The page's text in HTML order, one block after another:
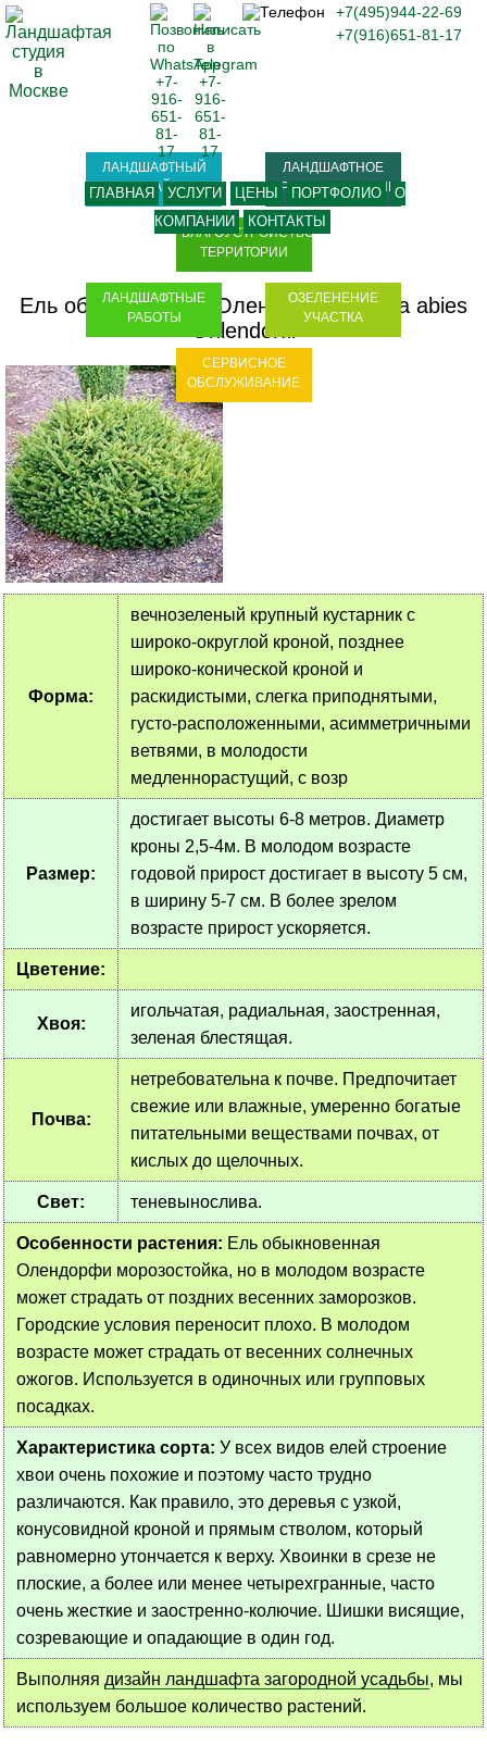
Ель обыкновенная Олендорфи - Picea abies
Ohlendorfii
Форма:
вечнозеленый крупный кустарник с
широко-округлой кроной, позднее
широко-конической кроной и
раскидистыми, слегка приподнятыми,
густо-расположенными, асимметричными
ветвями, в молодости
медленнорастущий, с возр
Размер:
достигает высоты 6-8 метров. Диаметр
кроны 2,5-4м. В молодом возрасте
годовой прирост достигает в высоту 5 см,
в ширину 5-7 см. В более зрелом
возрасте прирост ускоряется.
Цветение:
Хвоя:
игольчатая, радиальная, заостренная,
зеленая блестящая.
Почва:
нетребовательна к почве. Предпочитает
свежие или влажные, умеренно богатые
питательными веществами почвах, от
кислых до щелочных.
Свет: теневынослива.
Особенности растения: Ель обыкновенная
Олендорфи морозостойка, но в молодом возрасте
может страдать от поздних весенних заморозков.
Городские условия переносит плохо. В молодом
возрасте может страдать от весенних солнечных
ожогов. Используется в одиночных или групповых
посадках.
Характеристика сорта: У всех видов елей строение
хвои очень похожие и поэтому часто трудно
различаются. Как правило, это деревья с узкой,
конусовидной кроной и прямым стволом, который
равномерно утончается к верху. Хвоинки в срезе не
плоские, а более или менее четырехгранные, часто
очень жесткие и заостренно-колючие. Шишки висящие,
созревающие и опадающие в один год.
Выполняя дизайн ландшафта загородной усадьбы, мы
используем большое количество растений.
+7(495)944-22-69
+7(916)651-81-17
ГЛАВНАЯ УСЛУГИ ЦЕНЫ ПОРТФОЛИО
О
КОМПАНИИ
КОНТАКТЫ
ЛАНДШАФТНЫЙ
ДИЗАЙН
ЛАНДШАФТНОЕ
ПРОЕКТИРОВАНИЕ
БЛАГОУСТРОЙСТВО
ТЕРРИТОРИИ
ЛАНДШАФТНЫЕ
РАБОТЫ
ОЗЕЛЕНЕНИЕ
УЧАСТКА
СЕРВИСНОЕ
ОБСЛУЖИВАНИЕ